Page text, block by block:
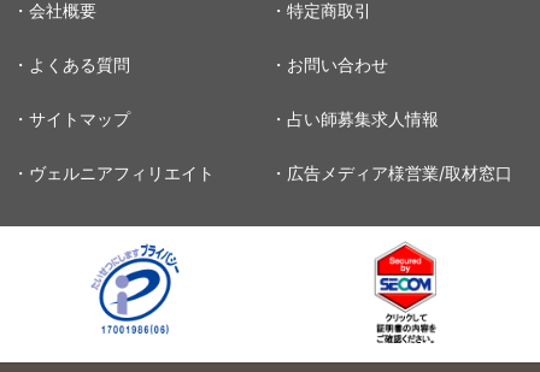
・会社概要
・特定商取引
・よくある質問 ・お問い合わせ
・サイトマップ ・占い師募集求人情報
・ヴェルニアフィリエイト ・広告メディア様営業/取材窓口